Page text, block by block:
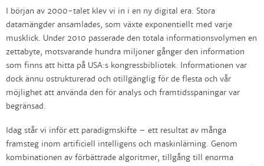
I början av 2000-talet klev vi in i en ny digital era. Stora
datamängder ansamlades, som växte exponentiellt med varje
musklick. Under 2010 passerade den totala informationsvolymen en
zettabyte, motsvarande hundra miljoner gånger den information
som finns att hitta på USA:s kongressbibliotek. Informationen var
dock ännu ostrukturerad och otillgänglig för de flesta och vår
möjlighet att använda den för analys och framtidsspaningar var
begränsad.
Idag står vi inför ett paradigmskifte – ett resultat av många
framsteg inom artificiell intelligens och maskinlärning. Genom
kombinationen av förbättrade algoritmer, tillgång till enorma